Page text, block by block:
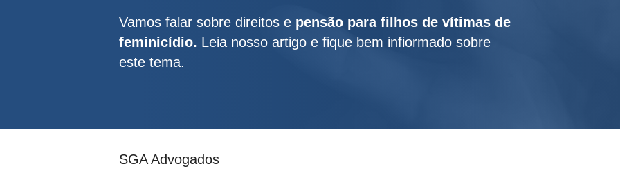
Vamos falar sobre direitos e pensão para filhos de vítimas de
feminicídio. Leia nosso artigo e fique bem infiormado sobre
este tema.
SGA Advogados